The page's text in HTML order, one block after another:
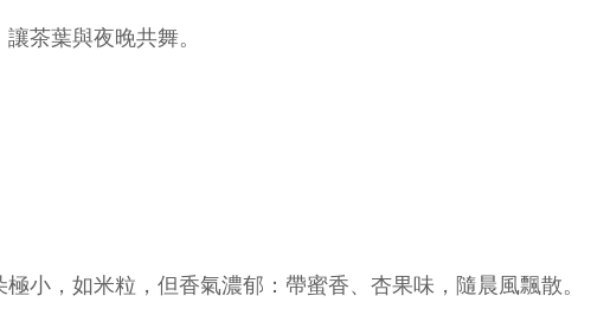
茶葉與夜晚共舞。
小，如米粒，但香氣濃郁：帶蜜香、杏果味，隨晨風飄散。